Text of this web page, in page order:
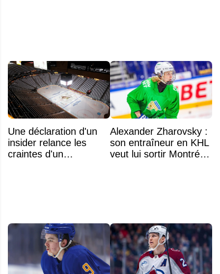
Une déclaration d'un
insider relance les
craintes d'un
Alexander Zharovsky :
son entraîneur en KHL
veut lui sortir Montréal